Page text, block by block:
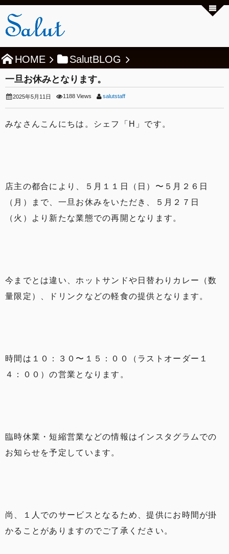
HOME SalutBLOG
一旦お休みとなります。
2025年5月11日 1188 Views salutstaff
みなさんこんにちは。シェフ「H」です。
店主の都合により、５月１１日（日）〜５月２６日
（月）まで、一旦お休みをいただき、５月２７日
（火）より新たな業態での再開となります。
今までとは違い、ホットサンドや日替わりカレー（数
量限定）、ドリンクなどの軽食の提供となります。
時間は１０：３０〜１５：００（ラストオーダー１
４：００）の営業となります。
臨時休業・短縮営業などの情報はインスタグラムでの
お知らせを予定しています。
尚、１人でのサービスとなるため、提供にお時間が掛
かることがありますのでご了承ください。